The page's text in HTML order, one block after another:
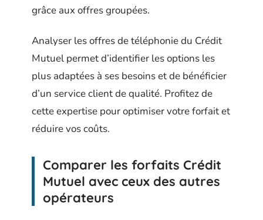
grâce aux offres groupées.
Analyser les offres de téléphonie du Crédit
Mutuel permet d’identifier les options les
plus adaptées à ses besoins et de bénéficier
d’un service client de qualité. Profitez de
cette expertise pour optimiser votre forfait et
réduire vos coûts.
Comparer les forfaits Crédit
Mutuel avec ceux des autres
opérateurs